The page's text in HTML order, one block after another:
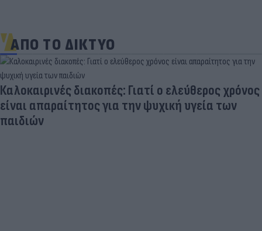
ΑΠΟ ΤΟ ΔΙΚΤΥΟ
Καλοκαιρινές διακοπές: Γιατί ο ελεύθερος χρόνος
είναι απαραίτητος για την ψυχική υγεία των
παιδιών